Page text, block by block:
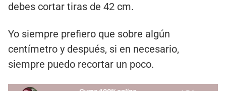
debes cortar tiras de 42 cm.
Yo siempre prefiero que sobre algún
centímetro y después, si en necesario,
siempre puedo recortar un poco.